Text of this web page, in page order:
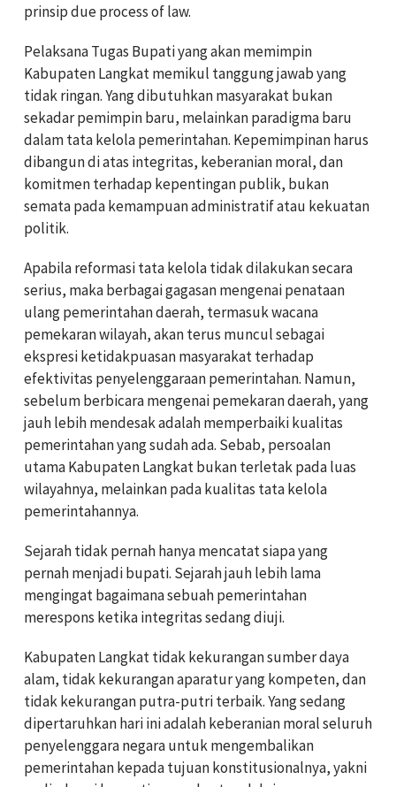
prinsip due process of law.
Pelaksana Tugas Bupati yang akan memimpin
Kabupaten Langkat memikul tanggung jawab yang
tidak ringan. Yang dibutuhkan masyarakat bukan
sekadar pemimpin baru, melainkan paradigma baru
dalam tata kelola pemerintahan. Kepemimpinan harus
dibangun di atas integritas, keberanian moral, dan
komitmen terhadap kepentingan publik, bukan
semata pada kemampuan administratif atau kekuatan
politik.
Apabila reformasi tata kelola tidak dilakukan secara
serius, maka berbagai gagasan mengenai penataan
ulang pemerintahan daerah, termasuk wacana
pemekaran wilayah, akan terus muncul sebagai
ekspresi ketidakpuasan masyarakat terhadap
efektivitas penyelenggaraan pemerintahan. Namun,
sebelum berbicara mengenai pemekaran daerah, yang
jauh lebih mendesak adalah memperbaiki kualitas
pemerintahan yang sudah ada. Sebab, persoalan
utama Kabupaten Langkat bukan terletak pada luas
wilayahnya, melainkan pada kualitas tata kelola
pemerintahannya.
Sejarah tidak pernah hanya mencatat siapa yang
pernah menjadi bupati. Sejarah jauh lebih lama
mengingat bagaimana sebuah pemerintahan
merespons ketika integritas sedang diuji.
Kabupaten Langkat tidak kekurangan sumber daya
alam, tidak kekurangan aparatur yang kompeten, dan
tidak kekurangan putra-putri terbaik. Yang sedang
dipertaruhkan hari ini adalah keberanian moral seluruh
penyelenggara negara untuk mengembalikan
pemerintahan kepada tujuan konstitusionalnya, yakni